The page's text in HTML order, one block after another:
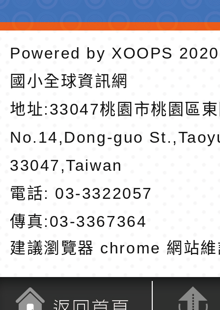
Powered by XOOPS
國小全球資訊網
地址:33047桃園市桃園區
No.14,Dong-guo
33047,Taiwan
電話: 03-3322057
傳真:03-3367364
建議瀏覽器 chrome 網站